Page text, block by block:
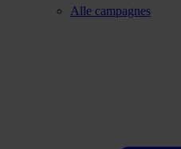
Alle campagnes